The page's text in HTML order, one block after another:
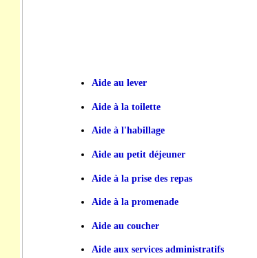
Aide au lever
Aide à la toilette
Aide à l'habillage
Aide au petit déjeuner
Aide à la prise des repas
Aide à la promenade
Aide au coucher
Aide aux services administratifs